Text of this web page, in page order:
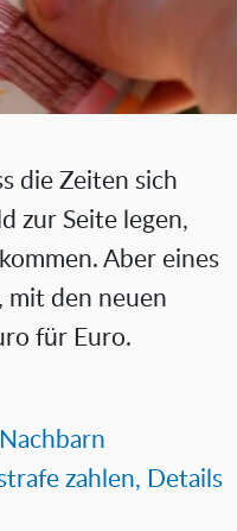
die Zeiten sich
zur Seite legen,
Aber eines
mit den neuen
für Euro.
zahlen, Details